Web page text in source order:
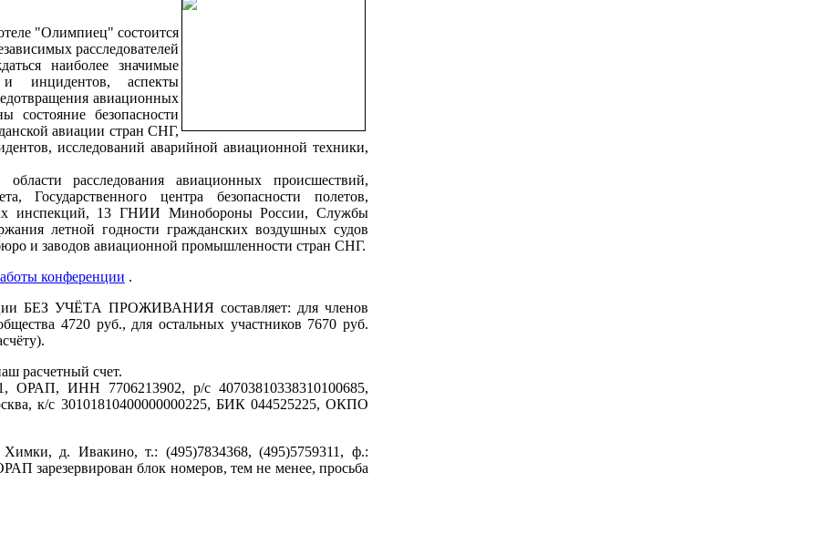
"Олимпиец" состоится
расследователей
наиболее значимые
и инцидентов, аспекты
авиационных
состояние безопасности
авиации стран СНГ,
исследований аварийной авиационной техники,
расследования авиационных происшествий,
Государственного центра безопасности полетов,
инспекций, 13 ГНИИ Минобороны России, Службы
летной годности гражданских воздушных судов
и заводов авиационной промышленности стран СНГ.
конференции .
БЕЗ УЧЁТА ПРОЖИВАНИЯ составляет: для членов
4720 руб., для остальных участников 7670 руб.
расчетный счет.
ИНН 7706213902, р/с 40703810338310100685,
к/с 30101810400000000225, БИК 044525225, ОКПО
д. Ивакино, т.: (495)7834368, (495)5759311, ф.:
зарезервирован блок номеров, тем не менее, просьба